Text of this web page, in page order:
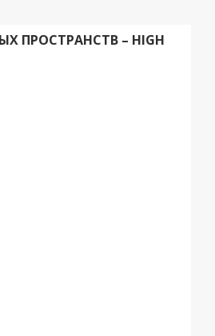
ПРОСТРАНСТВ – HIGH